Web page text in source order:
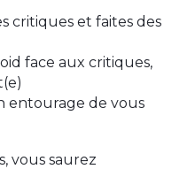
critiques et faites des
face aux critiques,
entourage de vous
vous saurez